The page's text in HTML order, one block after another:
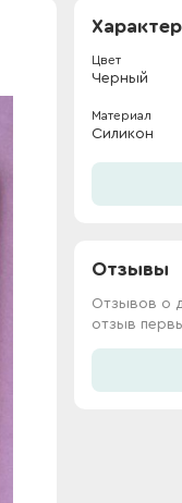
Цвет
Черный
Материал
Силикон
Отзывы
Отзывов о
отзыв